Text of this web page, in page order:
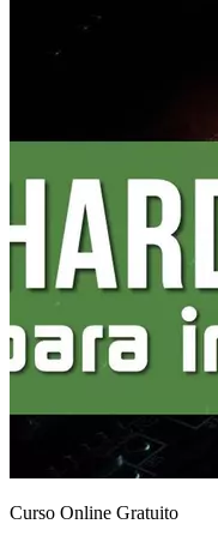
Curso Online Gratuito